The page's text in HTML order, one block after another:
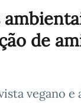
de
vegano e